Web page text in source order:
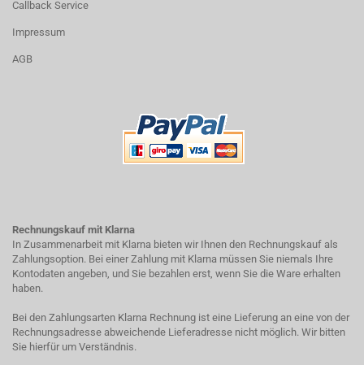
Callback Service
Impressum
AGB
Rechnungskauf mit Klarna
In Zusammenarbeit mit Klarna bieten wir Ihnen den Rechnungskauf als
Zahlungsoption. Bei einer Zahlung mit Klarna müssen Sie niemals Ihre
Kontodaten angeben, und Sie bezahlen erst, wenn Sie die Ware erhalten
haben.
Bei den Zahlungsarten Klarna Rechnung ist eine Lieferung an eine von der
Rechnungsadresse abweichende Lieferadresse nicht möglich. Wir bitten
Sie hierfür um Verständnis.